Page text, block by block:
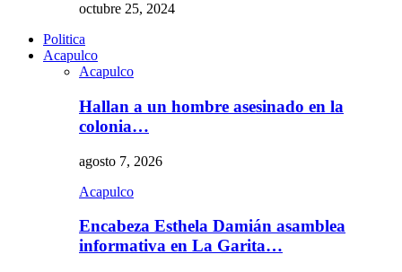
octubre 25, 2024
Politica
Acapulco
Acapulco
Hallan a un hombre asesinado en la
colonia…
agosto 7, 2026
Acapulco
Encabeza Esthela Damián asamblea
informativa en La Garita…